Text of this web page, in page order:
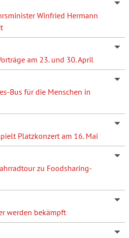
Winfried Hermann
am 23. und 30. April
Bus für die Menschen in
Platzkonzert am 16. Mai
zu Foodsharing-
werden bekämpft